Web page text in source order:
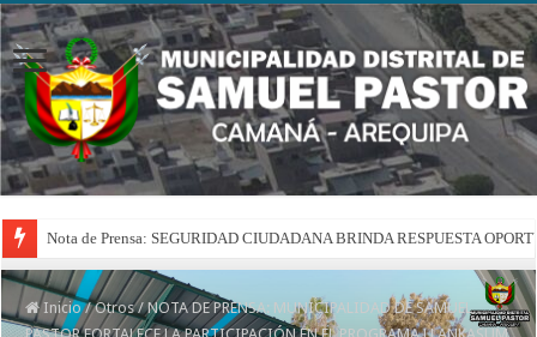
Nota de Prensa: SEGURIDAD CIUDADANA BRINDA RESPUESTA
Inicio / Otros / NOTA DE PRENSA: MUNICIPALIDAD DE SAMUEL